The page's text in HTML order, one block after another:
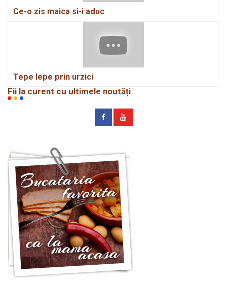
Ce-o zis maica si-i aduc
Tepe lepe prin urzici
Fii la curent cu ultimele noutăți